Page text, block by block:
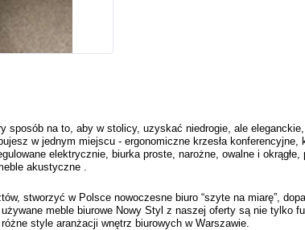
na to, aby w stolicy, uzyskać niedrogie, ale eleganckie,
w jednym miejscu - ergonomiczne krzesła konferencyjne,
elektrycznie, biurka proste, narożne, owalne i okrągłe,
akustyczne .
stworzyć w Polsce nowoczesne biuro “szyte na miarę”,
meble biurowe Nowy Styl z naszej oferty są nie tylko
style aranżacji wnętrz biurowych w Warszawie.